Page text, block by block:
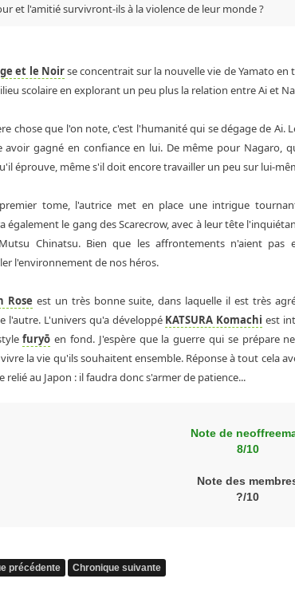
et l'amitié survivront-ils à la violence de leur monde ?
et le Noirse concentrait sur la nouvelle vie de Yamato en
scolaire en explorant un peu plus la relation entre Ai et
chose que l'on note, c'est l'humanité qui se dégage de Ai.
avoir gagné en confiance en lui. De même pour Nagaro,
éprouve, même s'il doit encore travailler un peu sur lui-
tome, l'autrice met en place une intrigue
également le gang des Scarecrow, avec à leur tête
Chinatsu. Bien que les affrontements n'aient pas
l'environnement de nos héros.
Rose est un très bonne suite, dans laquelle il est très
l'autre. L'univers qu'a développé KATSURA Komachi est
furyō en fond. J'espère que la guerre qui se prépare
la vie qu'ils souhaitent ensemble. Réponse à tout cela
relié au Japon : il faudra donc s'armer de patience...
Note de
8/10
Note des
?/10
précédente Chronique suivante